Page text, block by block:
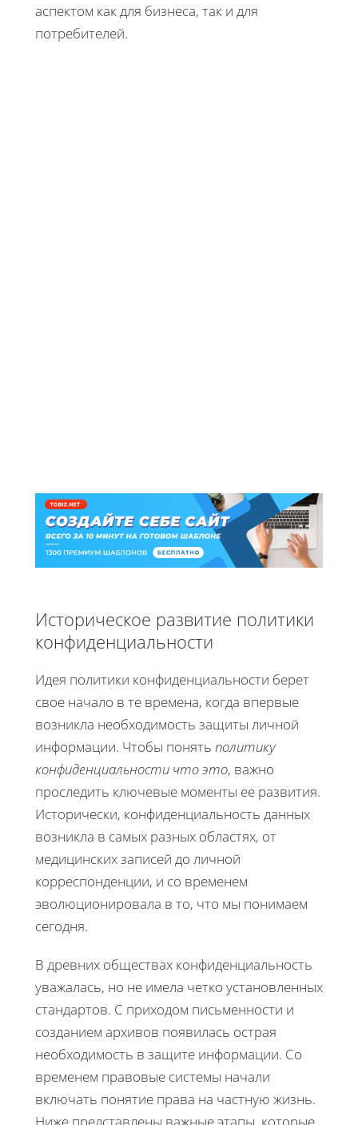
аспектом как для бизнеса, так и для
потребителей.
Историческое развитие политики
конфиденциальности
Идея политики конфиденциальности берет
свое начало в те времена, когда впервые
возникла необходимость защиты личной
информации. Чтобы понять политику
конфиденциальности что это, важно
проследить ключевые моменты ее развития.
Исторически, конфиденциальность данных
возникла в самых разных областях, от
медицинских записей до личной
корреспонденции, и со временем
эволюционировала в то, что мы понимаем
сегодня.
В древних обществах конфиденциальность
уважалась, но не имела четко установленных
стандартов. С приходом письменности и
созданием архивов появилась острая
необходимость в защите информации. Со
временем правовые системы начали
включать понятие права на частную жизнь.
Ниже представлены важные этапы, которые